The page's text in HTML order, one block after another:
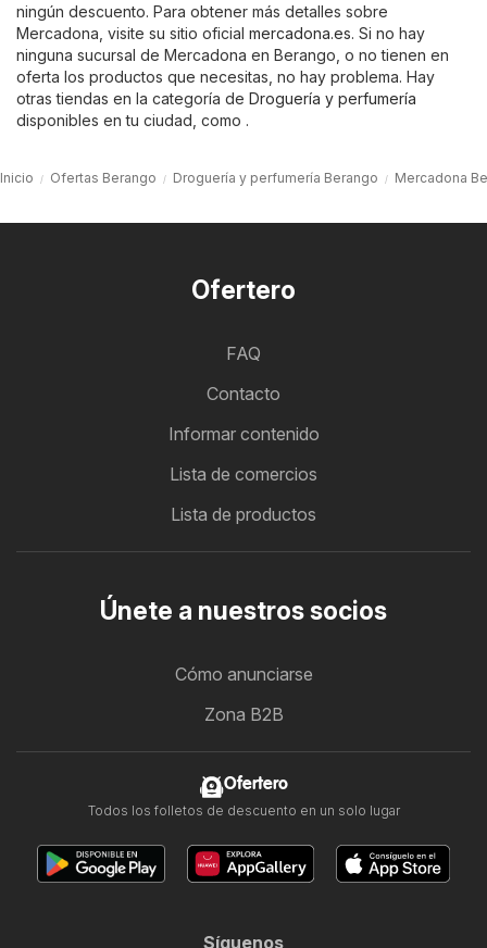
ningún descuento. Para obtener más detalles sobre
Mercadona, visite su sitio oficial mercadona.es. Si no hay
ninguna sucursal de Mercadona en Berango, o no tienen en
oferta los productos que necesitas, no hay problema. Hay
otras tiendas en la categoría de Droguería y perfumería
disponibles en tu ciudad, como .
Inicio Ofertas Berango Droguería y perfumería Berango Mercadona
Ofertero
FAQ
Contacto
Informar contenido
Lista de comercios
Lista de productos
Únete a nuestros socios
Cómo anunciarse
Zona B2B
Ofertero
Todos los folletos de descuento en un solo lugar
Síguenos